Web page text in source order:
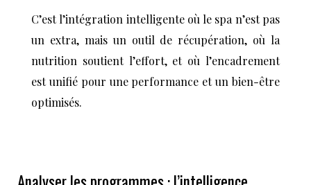
C’est l’intégration intelligente où le spa n’est pas
un extra, mais un outil de récupération, où la
nutrition soutient l’effort, et où l’encadrement
est unifié pour une performance et un bien-être
optimisés.